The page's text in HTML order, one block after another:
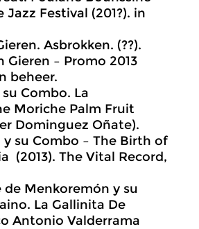
Jazz Festival (201?). in
Asbrokken. (??).
Gieren – Promo 2013
beheer.
Combo. La
Moriche Palm Fruit
Dominguez Oñate).
y su Combo – The Birth of
(2013). The Vital Record,
Menkoremón y su
La Gallinita De
Antonio Valderrama